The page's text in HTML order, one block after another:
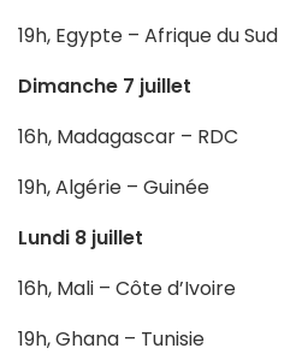
19h, Egypte – Afrique du Sud
Dimanche 7 juillet
16h, Madagascar – RDC
19h, Algérie – Guinée
Lundi 8 juillet
16h, Mali – Côte d’Ivoire
19h, Ghana – Tunisie